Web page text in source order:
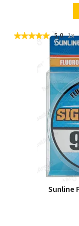
5,0 1x
Sunline